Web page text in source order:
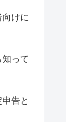
けに
って
告と